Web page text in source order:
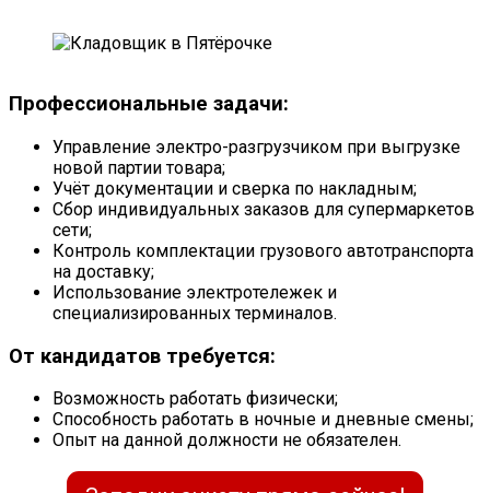
Профессиональные задачи:
Управление электро-разгрузчиком при выгрузке
новой партии товара;
Учёт документации и сверка по накладным;
Сбор индивидуальных заказов для супермаркетов
сети;
Контроль комплектации грузового автотранспорта
на доставку;
Использование электротележек и
специализированных терминалов.
От кандидатов требуется:
Возможность работать физически;
Способность работать в ночные и дневные смены;
Опыт на данной должности не обязателен.